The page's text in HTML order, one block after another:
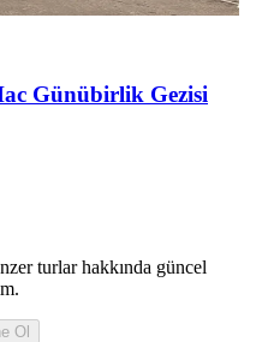
Günübirlik Gezisi
turlar hakkında güncel
Ol